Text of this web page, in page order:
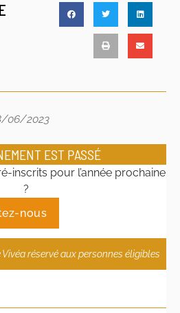
06/2023
EST PASSÉ
inscrits pour l’année prochaine
?
nous
réservé aux personnes éligibles